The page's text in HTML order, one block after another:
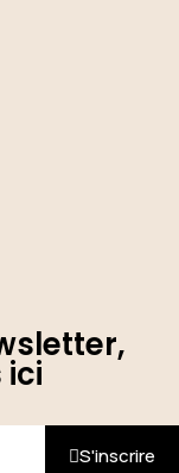
ici
S'inscrire